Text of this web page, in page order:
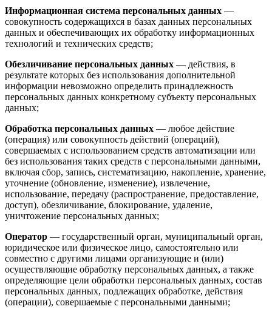
Информационная система персональных данных —
совокупность содержащихся в базах данных персональных
данных и обеспечивающих их обработку информационных
технологий и технических средств;
Обезличивание персональных данных — действия, в
результате которых без использования дополнительной
информации невозможно определить принадлежность
персональных данных конкретному субъекту персональных
данных;
Обработка персональных данных — любое действие
(операция) или совокупность действий (операций),
совершаемых с использованием средств автоматизации или
без использования таких средств с персональными данными,
включая сбор, запись, систематизацию, накопление, хранение,
уточнение (обновление, изменение), извлечение,
использование, передачу (распространение, предоставление,
доступ), обезличивание, блокирование, удаление,
уничтожение персональных данных;
Оператор — государственный орган, муниципальный орган,
юридическое или физическое лицо, самостоятельно или
совместно с другими лицами организующие и (или)
осуществляющие обработку персональных данных, а также
определяющие цели обработки персональных данных, состав
персональных данных, подлежащих обработке, действия
(операции), совершаемые с персональными данными;